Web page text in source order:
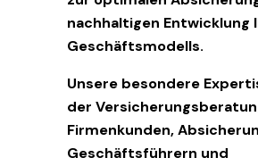
nachhaltigen Entwicklung
Geschäftsmodells.
Unsere besondere
der
Firmenkunden,
Geschäftsführern und